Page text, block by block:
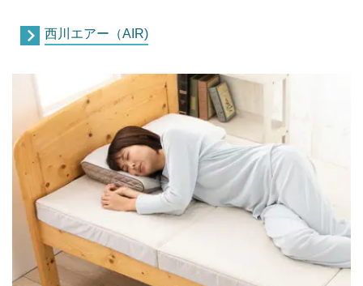
西川エアー（AIR)